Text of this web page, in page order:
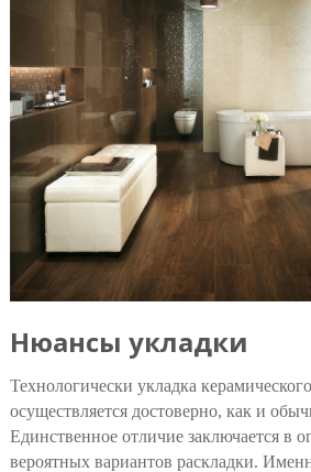
Нюансы укладки
Технологически укладка
осуществляется достоверно, как и
Единственное отличие заключается в
вероятных вариантов раскладки.